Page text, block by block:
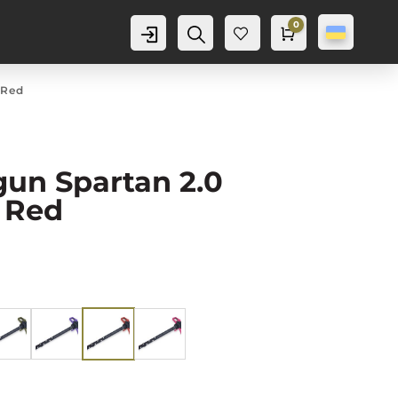
Аккаунт
Пошук
Баж
Cart
0
0,0грн
Spartan 2.0